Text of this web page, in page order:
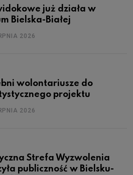
już działa w
Bielska-Białej
2026
wolontariusze do
projektu
2026
Strefa Wyzwolenia
publiczność w Bielsku-